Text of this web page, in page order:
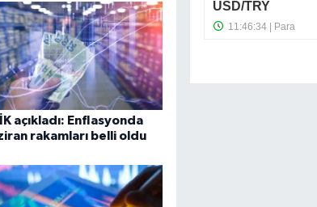
açıkladı: Enflasyonda
rakamları belli oldu